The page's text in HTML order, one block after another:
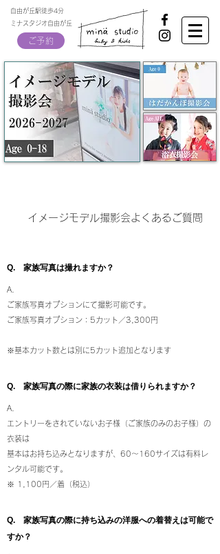
自由が丘駅徒歩4分
ミナスタジオ自由が丘
ご予約
イメージモデル撮影会よくあるご質問
​Q. 家族写真は撮れますか？
​A.
​ご家族写真オプションにて撮影可能です。
ご家族写真オプション：5カット／3,300円
※基本カット数とは別に5カット追加となります
​Q. 家族写真の際に家族の衣装は借りられますか？
​A.
エントリーをされていないお子様（ご家族のみのお子様）の
衣装は
基本はお持ち込みとなりますが、60～160サイズは有料レ
ンタル可能です。
※ 1,100円／着（税込）
​Q. 家族写真の際に持ち込みの洋服への着替えは可能で
すか​？